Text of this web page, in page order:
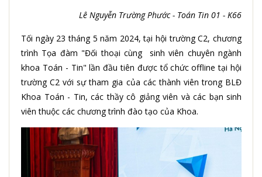
Lê Nguyễn Trường Phước - Toán Tin 01 - K66
Tối ngày 23 tháng 5 năm 2024, tại hội trường C2, chương
trình Tọa đàm "Đối thoại cùng sinh viên chuyên ngành
khoa Toán - Tin" lần đầu tiên được tổ chức offline tại hội
trường C2 với sự tham gia của các thành viên trong BLĐ
Khoa Toán - Tin, các thầy cô giảng viên và các bạn sinh
viên thuộc các chương trình đào tạo của Khoa.